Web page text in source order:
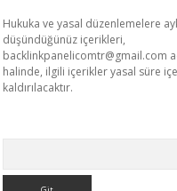
Hukuka ve yasal düzenlemelere
düşündüğünüz içerikleri,
backlinkpanelicomtr@gmail.com
halinde, ilgili içerikler yasal süre
kaldırılacaktır.